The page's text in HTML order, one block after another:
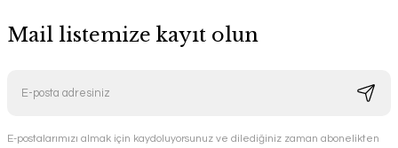
Mail listemize kayıt olun
E-postalarımızı almak için kaydoluyorsunuz ve dilediğiniz zaman abonelikten